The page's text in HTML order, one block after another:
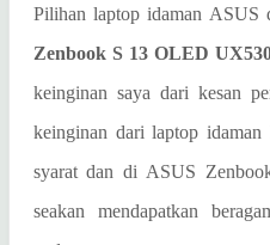
Pilihan laptop idaman ASUS
Zenbook S 13 OLED
keinginan saya dari kesan
keinginan dari laptop
syarat dan di ASUS
seakan mendapatkan